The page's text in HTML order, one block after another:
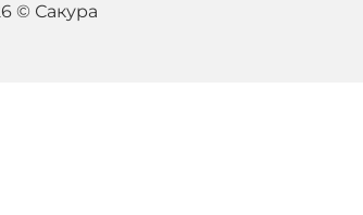
© Сакура